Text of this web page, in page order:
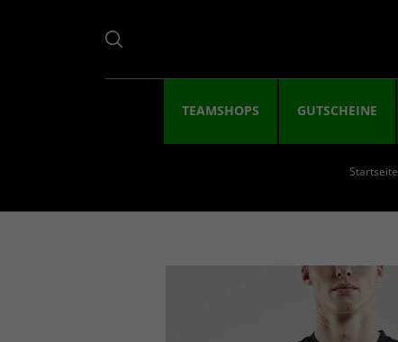
TEAMSHOPS GUTSCHEINE
Startseite